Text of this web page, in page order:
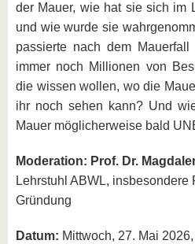
der Mauer, wie hat sie sich im
und wie wurde sie
passierte nach dem
immer noch Millionen von
die wissen wollen, wo die
ihr noch sehen kann? Und
Mauer möglicherweise bald
Moderation: Prof. Dr.
Lehrstuhl ABWL, insbesondere
Gründung
Datum: Mittwoch, 27. Mai